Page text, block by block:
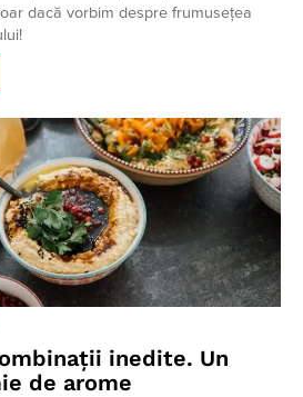
dacă vorbim despre frumusețea
inedite. Un
de arome